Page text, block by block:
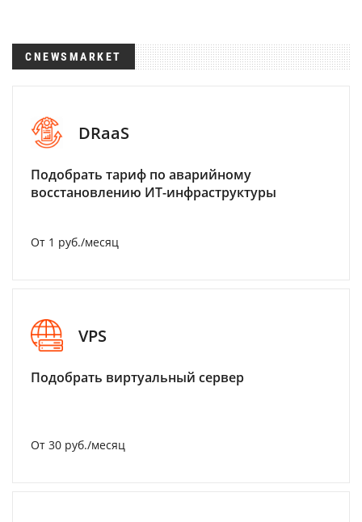
CNEWSMARKET
DRaaS
Подобрать тариф по аварийному
восстановлению ИТ-инфраструктуры
От 1 руб./месяц
VPS
Подобрать виртуальный сервер
От 30 руб./месяц